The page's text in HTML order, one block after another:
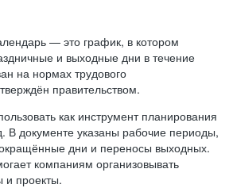
— это график, в котором
и выходные дни в течение
на нормах трудового
правительством.
как инструмент планирования
В документе указаны рабочие периоды,
дни и переносы выходных.
компаниям организовывать
и проекты.